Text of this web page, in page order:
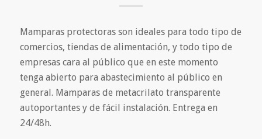
Mamparas protectoras son ideales para todo tipo de
comercios, tiendas de alimentación, y todo tipo de
empresas cara al público que en este momento
tenga abierto para abastecimiento al público en
general. Mamparas de metacrilato transparente
autoportantes y de fácil instalación. Entrega en
24/48h.